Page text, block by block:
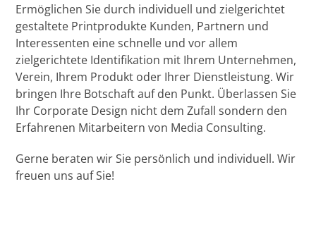
Ermöglichen Sie durch individuell und zielgerichtet
gestaltete Printprodukte Kunden, Partnern und
Interessenten eine schnelle und vor allem
zielgerichtete Identifikation mit Ihrem Unternehmen,
Verein, Ihrem Produkt oder Ihrer Dienstleistung. Wir
bringen Ihre Botschaft auf den Punkt. Überlassen Sie
Ihr Corporate Design nicht dem Zufall sondern den
Erfahrenen Mitarbeitern von Media Consulting.
Gerne beraten wir Sie persönlich und individuell. Wir
freuen uns auf Sie!